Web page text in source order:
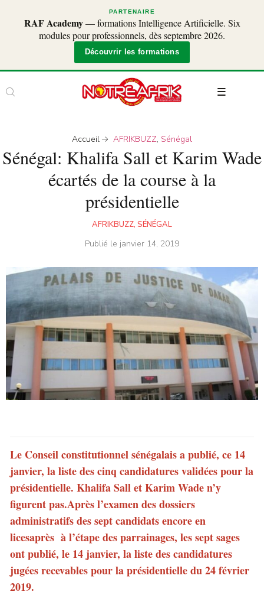
PARTENAIRE
RAF Academy— formations Intelligence Artificielle. Six
modules pour professionnels, dès septembre 2026.
Découvrir les formations
Accueil AFRIKBUZZ, Sénégal
Sénégal: Khalifa Sall et Karim Wade
écartés de la course à la
présidentielle
AFRIKBUZZ, SÉNÉGAL
Publié le janvier 14, 2019
Le Conseil constitutionnel sénégalais a publié, ce 14
janvier, la liste des cinq candidatures validées pour la
présidentielle. Khalifa Sall et Karim Wade n’y
figurent pas.Après l’examen des dossiers
administratifs des sept candidats encore en
licesaprès à l’étape des parrainages, les sept sages
ont publié, le 14 janvier, la liste des candidatures
jugées recevables pour la présidentielle du 24 février
2019.